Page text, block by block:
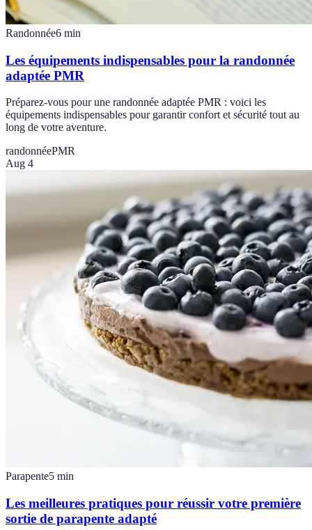
Randonnée6 min
Les équipements indispensables pour la randonnée
adaptée PMR
Préparez-vous pour une randonnée adaptée PMR : voici les
équipements indispensables pour garantir confort et sécurité tout au
long de votre aventure.
randonnéePMR
Aug 4
Parapente5 min
Les meilleures pratiques pour réussir votre première
sortie de parapente adapté